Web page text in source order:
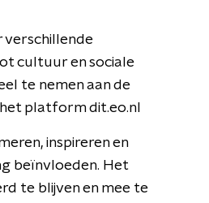
verschillende
cultuur en sociale
te nemen aan de
het platform dit.eo.nl
inspireren en
beïnvloeden. Het
te blijven en mee te